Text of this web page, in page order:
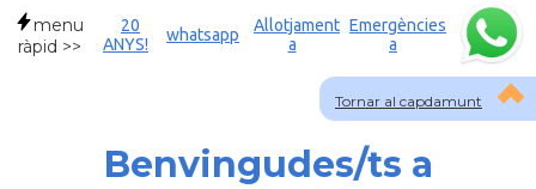
Tornar al capdamunt
menu
ràpid >>
20
ANYS!
whatsapp
Allotjament
a
Emergències
a
Benvingudes/ts a